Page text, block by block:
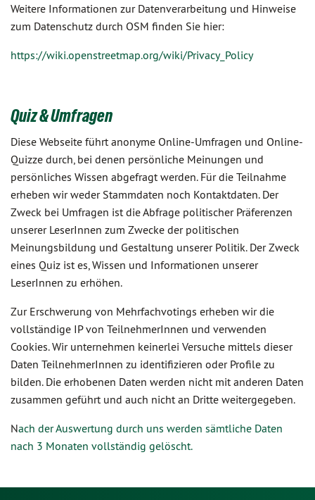
Weitere Informationen zur Datenverarbeitung und Hinweise
zum Datenschutz durch OSM finden Sie hier:
https://wiki.openstreetmap.org/wiki/Privacy_Policy
Quiz & Umfragen
Diese Webseite führt anonyme Online-Umfragen und Online-
Quizze durch, bei denen persönliche Meinungen und
persönliches Wissen abgefragt werden. Für die Teilnahme
erheben wir weder Stammdaten noch Kontaktdaten. Der
Zweck bei Umfragen ist die Abfrage politischer Präferenzen
unserer LeserInnen zum Zwecke der politischen
Meinungsbildung und Gestaltung unserer Politik. Der Zweck
eines Quiz ist es, Wissen und Informationen unserer
LeserInnen zu erhöhen.
Zur Erschwerung von Mehrfachvotings erheben wir die
vollständige IP von TeilnehmerInnen und verwenden
Cookies. Wir unternehmen keinerlei Versuche mittels dieser
Daten TeilnehmerInnen zu identifizieren oder Profile zu
bilden. Die erhobenen Daten werden nicht mit anderen Daten
zusammen geführt und auch nicht an Dritte weitergegeben.
Nach der Auswertung durch uns werden sämtliche Daten
nach 3 Monaten vollständig gelöscht.